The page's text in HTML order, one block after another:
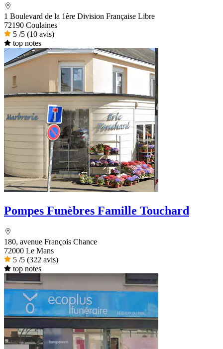
1 Boulevard de la 1ère Division Française Libre
72190 Coulaines
5 /5 (10 avis)
top notes
Pompes Funèbres Famille Touchard
180, avenue François Chance
72000 Le Mans
5 /5 (322 avis)
top notes